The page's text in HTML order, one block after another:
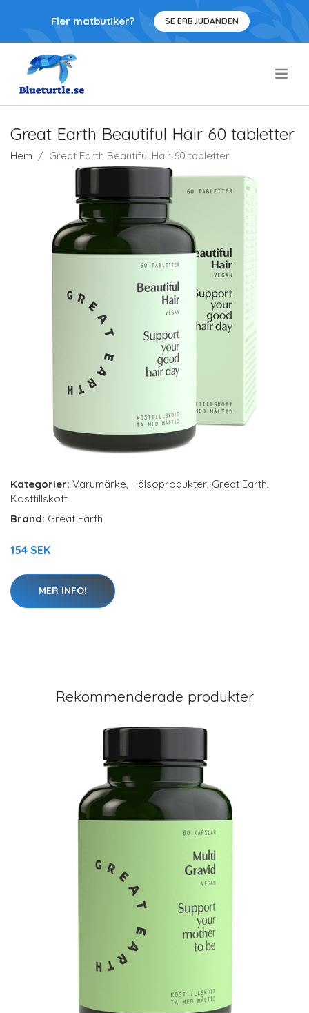
Fler matbutiker? SE ERBJUDANDEN
Great Earth Beautiful Hair 60 tabletter
Hem Great Earth Beautiful Hair 60 tabletter
Kategorier: Varumärke, Hälsoprodukter, Great Earth,
Kosttillskott
Brand: Great Earth
154 SEK
MER INFO!
Rekommenderade produkter